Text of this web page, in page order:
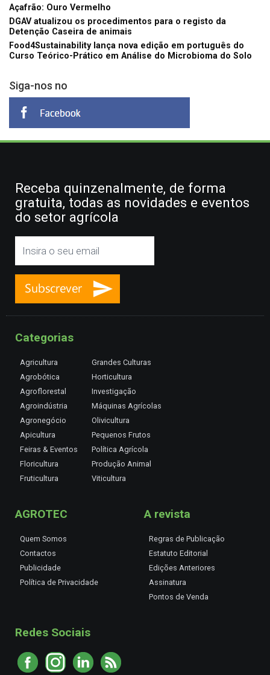
Açafrão: Ouro Vermelho
DGAV atualizou os procedimentos para o registo da
Detenção Caseira de animais
Food4Sustainability lança nova edição em português do
Curso Teórico-Prático em Análise do Microbioma do Solo
Siga-nos no
Receba quinzenalmente, de forma
gratuita, todas as novidades e eventos
do setor agrícola
Categorias
Agricultura
Agrobótica
Agroflorestal
Agroindústria
Agronegócio
Apicultura
Feiras & Eventos
Floricultura
Fruticultura
Grandes Culturas
Horticultura
Investigação
Máquinas Agrícolas
Olivicultura
Pequenos Frutos
Política Agrícola
Produção Animal
Viticultura
AGROTEC
Quem Somos
Contactos
Publicidade
Política de Privacidade
A revista
Regras de Publicação
Estatuto Editorial
Edições Anteriores
Assinatura
Pontos de Venda
Redes Sociais